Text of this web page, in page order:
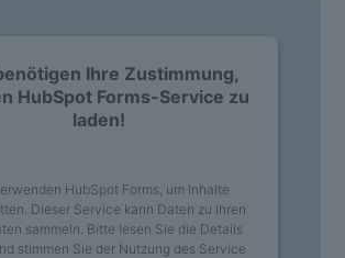
Ihre Zustimmung,
HubSpot Forms-Service zu
laden!
HubSpot Forms, um Inhalte
Dieser Service kann Daten zu Ihren
sammeln. Bitte lesen Sie die Details
stimmen Sie der Nutzung des Service